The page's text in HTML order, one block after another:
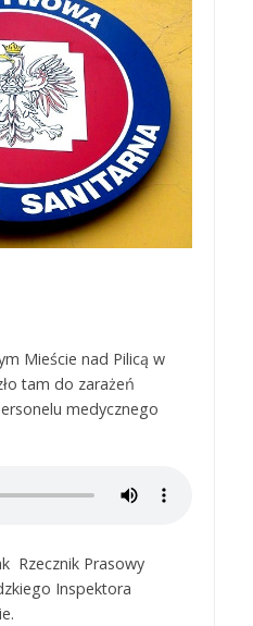
Mieście nad Pilicą w
tam do zarażeń
medycznego
Rzecznik Prasowy
Inspektora